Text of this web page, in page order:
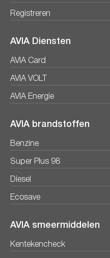
Registreren
AVIA Diensten
AVIA Card
AVIA VOLT
AVIA Energie
AVIA brandstoffen
Benzine
Super Plus 98
Diesel
Ecosave
AVIA smeermiddelen
Kentekencheck